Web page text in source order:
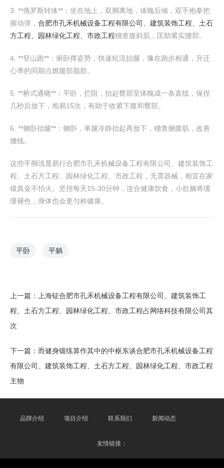
3. **俄罗斯转体**：坐在地上，双脚离地，体魄后倾，双手抱拳把
握动弹， 合肥市孔禾机械设备工程有限公司、建筑装饰工程、土石
方工程、园林绿化工程、市政工程稽查腹斜肌，匡助紧实腰部。
4. **登山跑**：俯卧撑姿势，快速轮流抬腿，像在跑步相通，升迁
心率的同期点燃腹部脂肪。
5. **桥式通晓**：平卧，拦阻，抬起臀部至体魄成一条直线，保捏
几秒后放下，相易15次，有助于收紧下腹和臀部。
6. **侧卧抬腿**：侧卧，单腿冷静抬起再放下，稽查侧腹肌，改善
腰线。
这些手脚浅显易行合肥市孔禾机械设备工程有限公司、建筑装饰工
程、土石方工程、园林绿化工程、市政工程，无需器械，相宜在家
锻真金不怕火。坚捏每天15-30分钟，连合健康饮食，小肚腩将缓
缓褪色，身体也会更匀称健康。
平卧 平躺
上一篇：
上海钲合肥市孔禾机械设备工程有限公司、建筑装饰工
程、土石方工程、园林绿化工程、市政工程占网络科技有限公司其
次
下一篇： 而健身锻练算作其中的中枢东谈合肥市孔禾机械设备工程
有限公司、建筑装饰工程、土石方工程、园林绿化工程、市政工程
主物
品牌介绍 项目介绍 联系我们 新闻动态
友情链接：